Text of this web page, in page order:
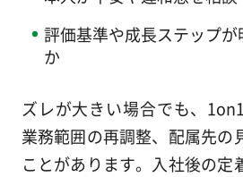
評価基準や成長ステップ
か
ズレが大きい場合でも、
業務範囲の再調整、配属先の
ことがあります。入社後の定